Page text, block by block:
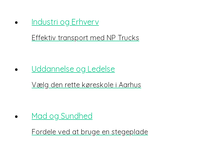
Industri og Erhverv
Effektiv transport med NP Trucks
Uddannelse og Ledelse
Vælg den rette køreskole i Aarhus
Mad og Sundhed
Fordele ved at bruge en stegeplade